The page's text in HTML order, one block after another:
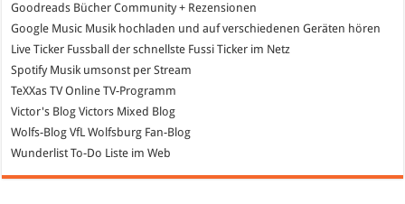
Goodreads Bücher Community + Rezensionen
Google Music Musik hochladen und auf verschiedenen Geräten hören
Live Ticker Fussball
der schnellste Fussi Ticker im Netz
SpotifyMusik umsonst per Stream
TeXXas TVOnline TV-Programm
Victor's Blog Victors Mixed Blog
Wolfs-Blog VfL Wolfsburg Fan-Blog
WunderlistTo-Do Liste im Web